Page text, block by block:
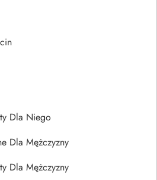
Dla Niego
Dla Mężczyzny
Dla Mężczyzny